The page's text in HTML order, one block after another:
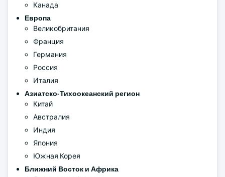
Канада
Европа
Великобритания
Франция
Германия
Россия
Италия
Азиатско-Тихоокеанский регион
Китай
Австралия
Индия
Япония
Южная Корея
Ближний Восток и Африка